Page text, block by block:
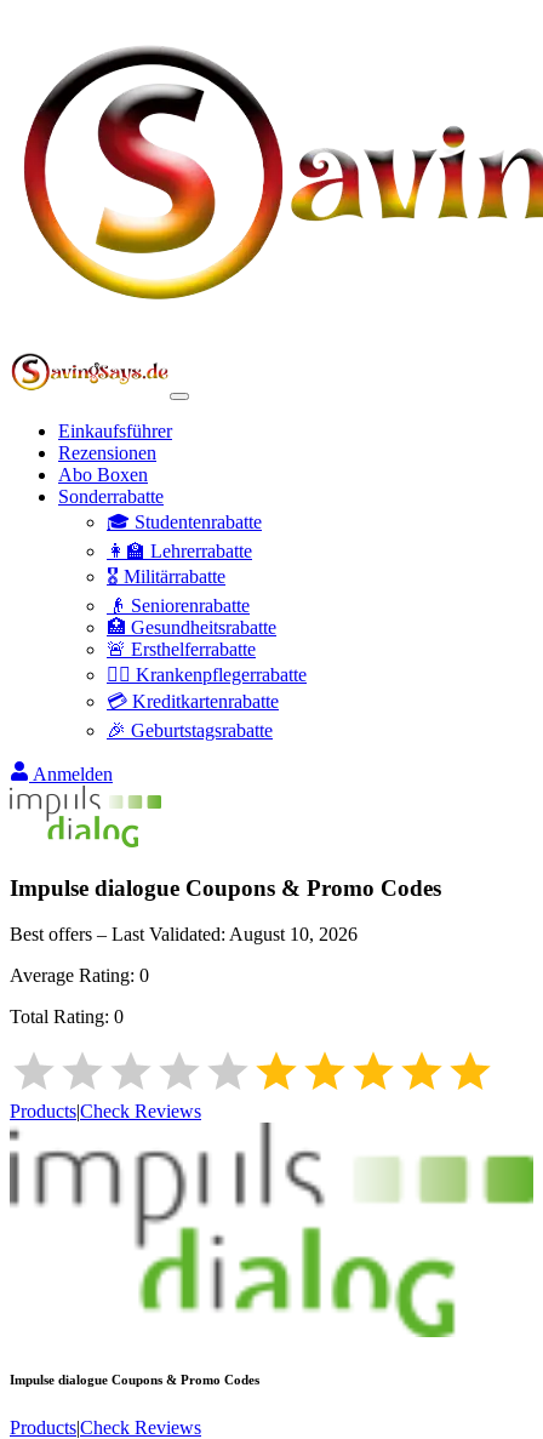
Einkaufsführer
Rezensionen
Abo Boxen
Sonderrabatte
🎓 Studentenrabatte
👩‍🏫 Lehrerrabatte
🎖️ Militärrabatte
👴 Seniorenrabatte
🏥 Gesundheitsrabatte
🚨 Ersthelferrabatte
👩‍⚕️ Krankenpflegerrabatte
💳 Kreditkartenrabatte
🎉 Geburtstagsrabatte
Anmelden
Impulse dialogue Coupons & Promo Codes
Best offers – Last Validated: August 10, 2026
Average Rating: 0
Total Rating: 0
Products|Check Reviews
Impulse dialogue Coupons & Promo Codes
Products|Check Reviews